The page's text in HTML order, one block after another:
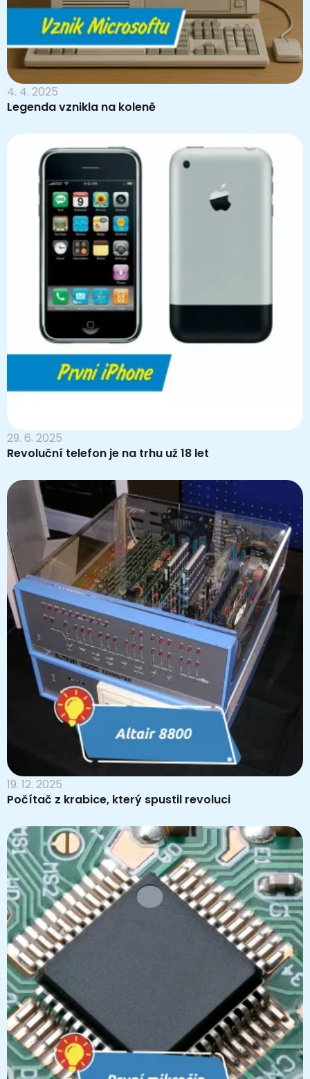
4. 4. 2025
Legenda vznikla na koleně
29. 6. 2025
Revoluční telefon je na trhu už 18 let
19. 12. 2025
Počítač z krabice, který spustil revoluci